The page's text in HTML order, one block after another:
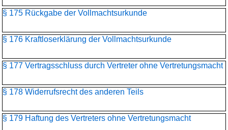
§ 175 Rückgabe der Vollmachtsurkunde
§ 176 Kraftloserklärung der Vollmachtsurkunde
§ 177 Vertragsschluss durch Vertreter ohne Vertretungsmacht
§ 178 Widerrufsrecht des anderen Teils
§ 179 Haftung des Vertreters ohne Vertretungsmacht